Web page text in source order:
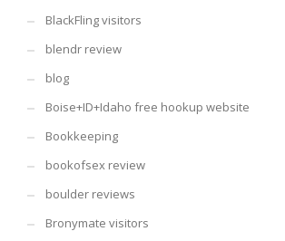
BlackFling visitors
blendr review
blog
Boise+ID+Idaho free hookup website
Bookkeeping
bookofsex review
boulder reviews
Bronymate visitors